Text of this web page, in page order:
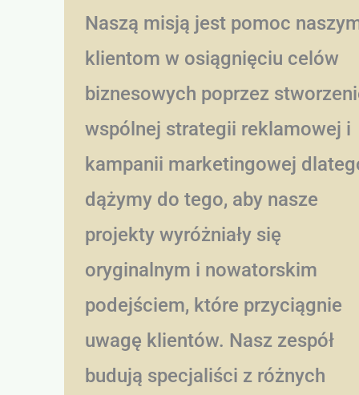
Naszą misją jest pomoc
klientom w osiągnięciu celów
biznesowych poprzez
wspólnej strategii reklamowej i
kampanii marketingowej
dążymy do tego, aby nasze
projekty wyróżniały się
oryginalnym i nowatorskim
podejściem, które przyciągnie
uwagę klientów. Nasz zespół
budują specjaliści z różnych